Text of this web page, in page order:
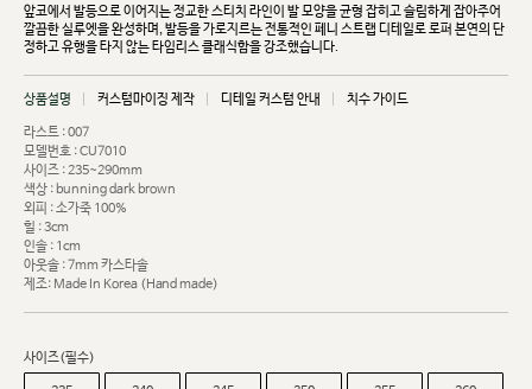
앞코에서 발등으로 이어지는 정교한 스티치 라인이 발 모양을 균형 잡히고 슬림하게 잡아주어
깔끔한실루엣을 완성하며, 발등을 가로지르는 전통적인 페니 스트랩 디테일로 로퍼 본연의 단
정하고 유행을타지 않는 타임리스 클래식함을 강조했습니다.
상품설명 커스텀마이징 제작 디테일 커스텀 안내 치수 가이드
라스트 : 007
모델번호 : CU7010
사이즈 : 235~290mm
색상 : bunning dark brown
외피 : 소가죽 100%
힐 : 3cm
인솔 : 1cm
아웃솔 : 7mm 카스타솔
제조: Made In Korea (Hand made)
사이즈(필수)